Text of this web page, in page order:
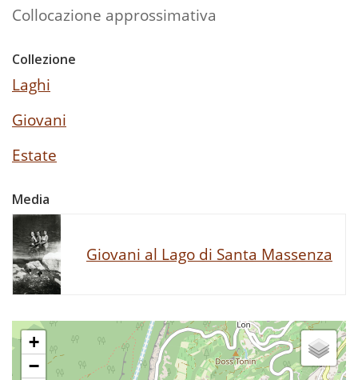
Collocazione approssimativa
Collezione
Laghi
Giovani
Estate
Media
Giovani al Lago di Santa Massenza
+
−